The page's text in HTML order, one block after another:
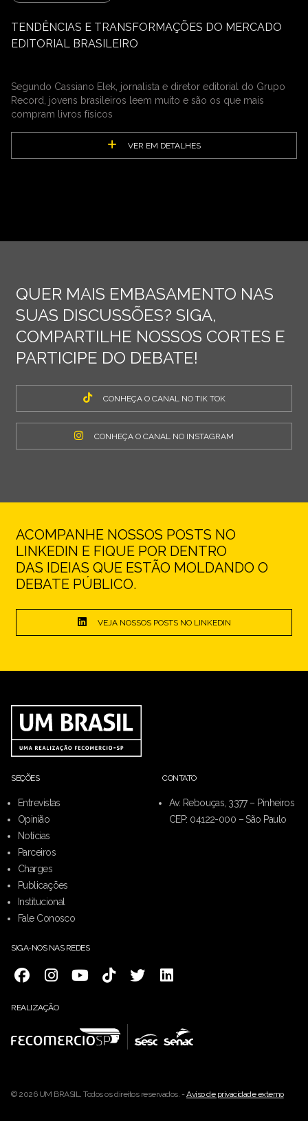
TENDÊNCIAS E TRANSFORMAÇÕES DO MERCADO
EDITORIAL BRASILEIRO
Segundo Cassiano Elek, jornalista e diretor editorial do Grupo
Record, jovens brasileiros leem muito e são os que mais
compram livros físicos
VER EM DETALHES
QUER MAIS EMBASAMENTO NAS
SUAS DISCUSSÕES? SIGA,
COMPARTILHE NOSSOS CORTES E
PARTICIPE DO DEBATE!
CONHEÇA O CANAL NO TIK TOK
CONHEÇA O CANAL NO INSTAGRAM
ACOMPANHE NOSSOS POSTS NO
LINKEDIN E FIQUE POR DENTRO
DAS IDEIAS QUE ESTÃO MOLDANDO O
DEBATE PÚBLICO.
VEJA NOSSOS POSTS NO LINKEDIN
SEÇÕES
Entrevistas
Opinião
Notícias
Parceiros
Charges
Publicações
Institucional
Fale Conosco
CONTATO
Av. Rebouças, 3377 – Pinheiros
CEP: 04122-000 – São Paulo
SIGA-NOS NAS REDES
REALIZAÇÃO
© 2026 UM BRASIL. Todos os direitos reservados. -Aviso de privacidade externo